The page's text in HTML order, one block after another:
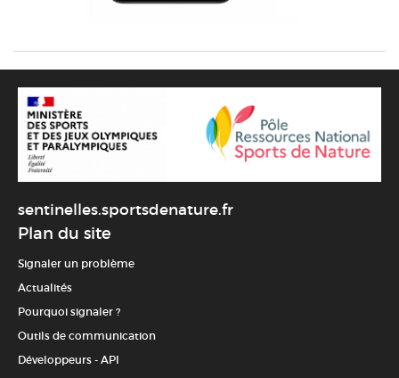
sentinelles.sportsdenature.fr
Plan du site
Signaler un problème
Actualités
Pourquoi signaler ?
Outils de communication
Développeurs - API